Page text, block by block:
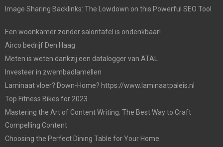
Image Sharing Backlinks: The Lowdown on this Powerful SEO Tool
Een woonkamer zonder salontafel is ondenkbaar!
Airco bedrijf Den Haag
Meten is weten dankzij een datalogger van ATAL
Investeer in zwembadlamellen
Laminaat vloer? Down-Home? https://www.laminaatpaleis.nl
Top Fitness Bikes for 2023
Mastering the Art of Content Writing: The Best Way to Craft
Compelling Content
Choosing the Perfect Dining Table for Your Home